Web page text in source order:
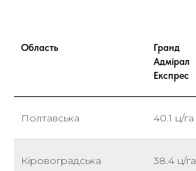
Область
Гранд
Адмірал
Експрес
Полтавська 40.1 ц/га
Кіровоградська 38.4 ц/га